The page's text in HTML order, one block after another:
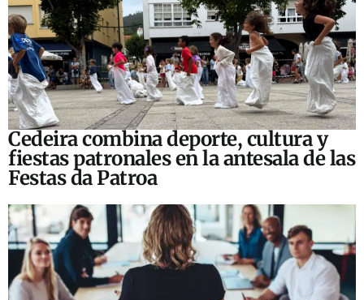
Cedeira combina deporte, cultura y
fiestas patronales en la antesala de las
Festas da Patroa